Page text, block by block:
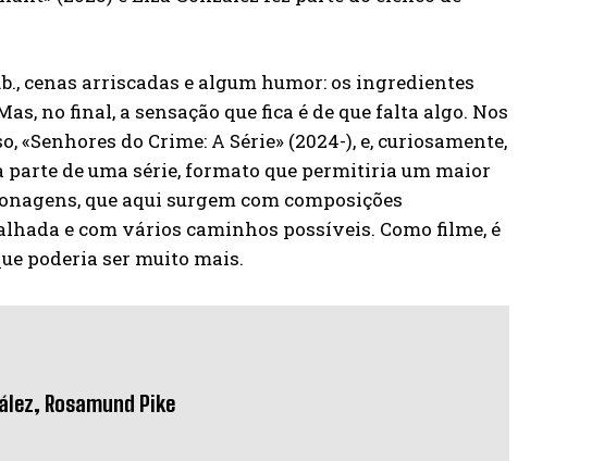
cenas arriscadas e algum humor: os ingredientes
no final, a sensação que fica é de que falta algo. Nos
do Crime: A Série» (2024-), e, curiosamente,
parte de uma série, formato que permitiria um maior
que aqui surgem com composições
e com vários caminhos possíveis. Como filme, é
poderia ser muito mais.
Rosamund Pike